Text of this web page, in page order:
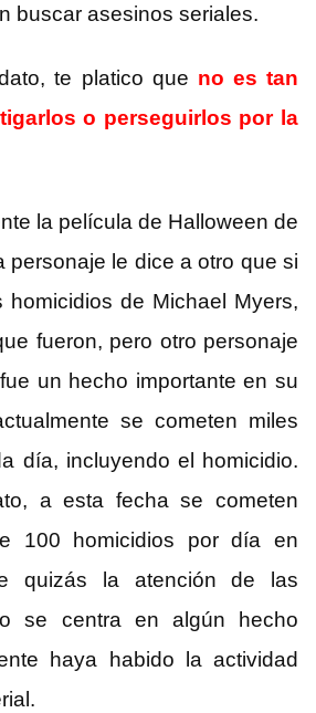
buscar asesinos seriales.
te platico que no es tan
o perseguirlos por la
la película de Halloween de
personaje le dice a otro que si
homicidios de Michael Myers,
fueron, pero otro personaje
un hecho importante en su
se cometen miles
día, incluyendo el homicidio.
a esta fecha se cometen
100 homicidios por día en
quizás la atención de las
se centra en algún hecho
haya habido la actividad